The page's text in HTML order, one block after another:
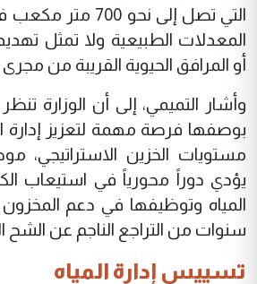
التي تصل إلى نحو
المعدلات الطبيعية ولا تمثل
أو المرافق الحيوية القريبة من مجرى
وأشار التميمي، إلى أن الوزارة
بوصفها فرصة مهمة لتعزيز إدارة
مستويات الخزين الاستراتيجي،
يؤدي دوراً محورياً في استيعاب
المياه وتوظيفها في دعم المخزون
سنوات من التراجع الناجم عن الشح
تسييس إدارة المياه